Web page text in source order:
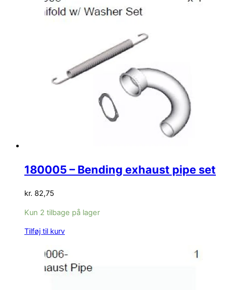
180005 – Bending exhaust pipe set
kr. 82,75
Kun 2 tilbage på lager
Tilføj til kurv